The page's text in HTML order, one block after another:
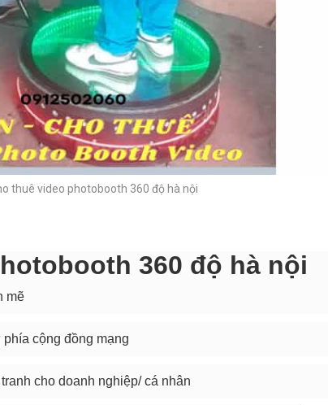
thuê video photobooth 360 độ hà nội
360 độ hà nội
mẽ
cộng đồng mạng
cho doanh nghiệp/ cá nhân